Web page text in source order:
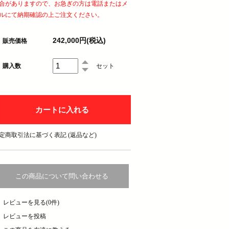
がありますので、お急ぎの方は電話またはメ
にて納期確認の上ご注文ください。
販売価格 242,000円(税込)
購入数 セット
商取引法に基づく表記 (返品など)
この商品について問い合わせる
レビューを見る(0件)
レビューを投稿